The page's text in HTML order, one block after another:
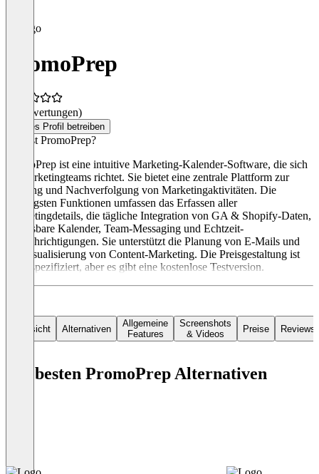
PromoPrep
(0 Bewertungen)
Dieses Profil betreiben
Was ist PromoPrep?
PromoPrep ist eine intuitive Marketing-Kalender-Software, die sich
an Marketingteams richtet. Sie bietet eine zentrale Plattform zur
Planung und Nachverfolgung von Marketingaktivitäten. Die
wichtigsten Funktionen umfassen das Erfassen aller
Marketingdetails, die tägliche Integration von GA & Shopify-Daten,
anpassbare Kalender, Team-Messaging und Echtzeit-
Benachrichtigungen. Sie unterstützt die Planung von E-Mails und
die Visualisierung von Content-Marketing. Die Preisgestaltung ist
nicht spezifiziert, aber es gibt eine kostenlose Testversion.
Übersicht Alternativen
Allgemeine
Features
Screenshots
& Videos
Preise Reviews
Die besten PromoPrep Alternativen